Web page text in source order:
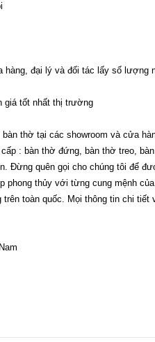
đại lý và đối tác lấy số lượng
giá tốt nhất thị trường
thờ tại các showroom và cửa
: bàn thờ đứng, bàn thờ treo,
Đừng quên gọi cho chúng tôi để
thủy với từng cung mệnh
toàn quốc. Mọi thông tin chi tiết